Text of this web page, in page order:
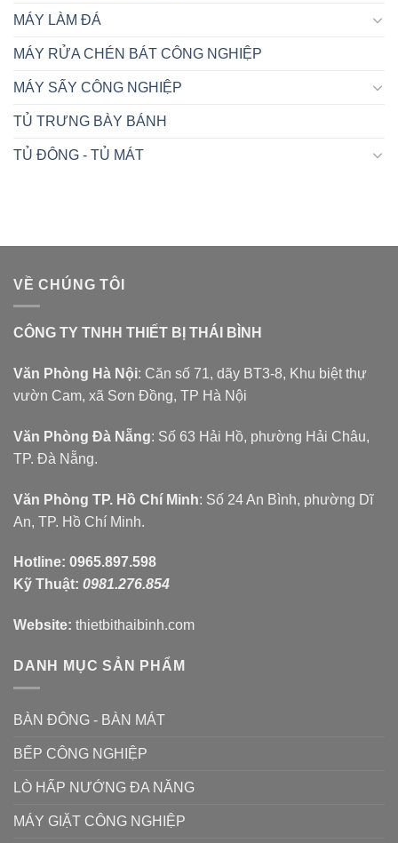
MÁY LÀM ĐÁ
MÁY RỬA CHÉN BÁT CÔNG NGHIỆP
MÁY SẤY CÔNG NGHIỆP
TỦ TRƯNG BÀY BÁNH
TỦ ĐÔNG - TỦ MÁT
VỀ CHÚNG TÔI
CÔNG TY TNHH THIẾT BỊ THÁI BÌNH
Văn Phòng Hà Nội: Căn số 71, dãy BT3-8, Khu biệt thự
vườn Cam, xã Sơn Đồng, TP Hà Nội
Văn Phòng Đà Nẵng: Số 63 Hải Hồ, phường Hải Châu,
TP. Đà Nẵng.
Văn Phòng TP. Hồ Chí Minh: Số 24 An Bình, phường Dĩ
An, TP. Hồ Chí Minh.
Hotline: 0965.897.598
Kỹ Thuật: 0981.276.854
Website: thietbithaibinh.com
DANH MỤC SẢN PHẨM
BÀN ĐÔNG - BÀN MÁT
BẾP CÔNG NGHIỆP
LÒ HẤP NƯỚNG ĐA NĂNG
MÁY GIẶT CÔNG NGHIỆP